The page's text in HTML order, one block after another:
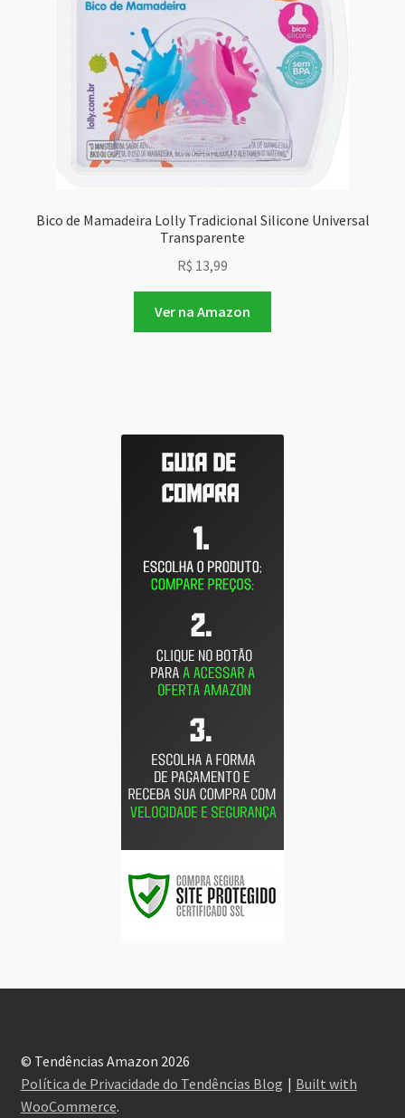
Bico de Mamadeira Lolly Tradicional Silicone Universal
Transparente
R$ 13,99
Ver na Amazon
© Tendências Amazon 2026
Política de Privacidade do Tendências Blog
Built with
WooCommerce.